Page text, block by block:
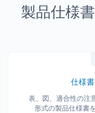
製品仕様
仕様
表、図、適合性の注
形式の製品仕様書